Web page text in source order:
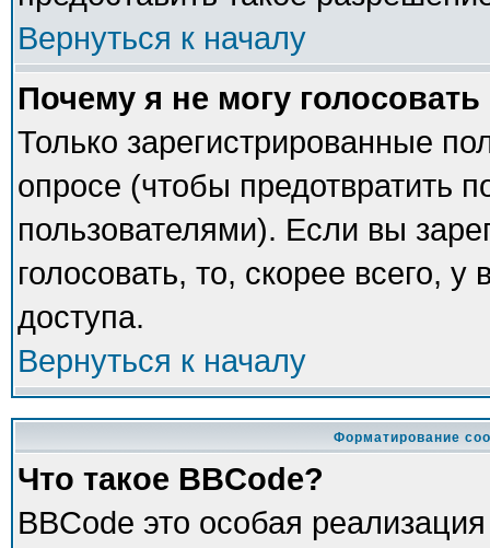
Вернуться к началу
Почему я не могу
Только зарегистрированные
опросе (чтобы предотвратить
пользователями). Если вы
голосовать, то, скорее всего,
доступа.
Вернуться к началу
Форматирование
Что такое BBCode?
BBCode это особая